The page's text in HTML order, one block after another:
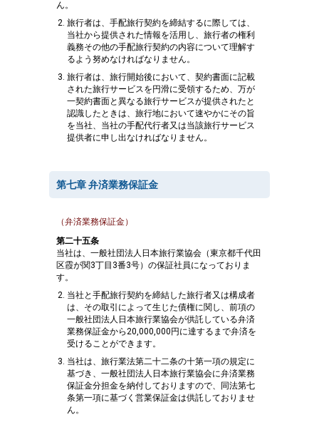
ん。
旅行者は、手配旅行契約を締結するに際しては、
当社から提供された情報を活用し、旅行者の権利
義務その他の手配旅行契約の内容について理解す
るよう努めなければなりません。
旅行者は、旅行開始後において、契約書面に記載
された旅行サービスを円滑に受領するため、万が
一契約書面と異なる旅行サービスが提供されたと
認識したときは、旅行地において速やかにその旨
を当社、当社の手配代行者又は当該旅行サービス
提供者に申し出なければなりません。
第七章 弁済業務保証金
（弁済業務保証金）
第二十五条
当社は、一般社団法人日本旅行業協会（東京都千代田
区霞が関3丁目3番3号）の保証社員になっておりま
す。
当社と手配旅行契約を締結した旅行者又は構成者
は、その取引によって生じた債権に関し、前項の
一般社団法人日本旅行業協会が供託している弁済
業務保証金から20,000,000円に達するまで弁済を
受けることができます。
当社は、旅行業法第二十二条の十第一項の規定に
基づき、一般社団法人日本旅行業協会に弁済業務
保証金分担金を納付しておりますので、同法第七
条第一項に基づく営業保証金は供託しておりませ
ん。